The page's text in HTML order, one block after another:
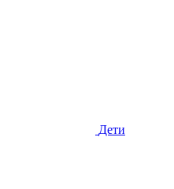
Дети